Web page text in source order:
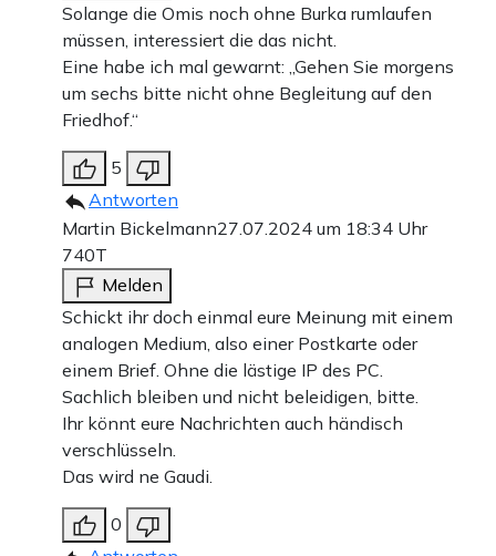
Solange die Omis noch ohne Burka rumlaufen
müssen, interessiert die das nicht.
Eine habe ich mal gewarnt: „Gehen Sie morgens
um sechs bitte nicht ohne Begleitung auf den
Friedhof.“
5
Antworten
Martin Bickelmann27.07.2024 um 18:34 Uhr
740T
Melden
Schickt ihr doch einmal eure Meinung mit einem
analogen Medium, also einer Postkarte oder
einem Brief. Ohne die lästige IP des PC.
Sachlich bleiben und nicht beleidigen, bitte.
Ihr könnt eure Nachrichten auch händisch
verschlüsseln.
Das wird ne Gaudi.
0